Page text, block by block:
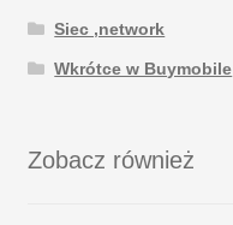
Siec ,network
Wkrótce w Buymobile
Zobacz również